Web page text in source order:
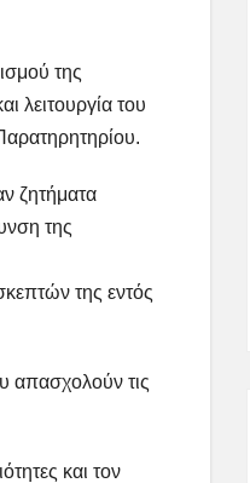
της
λειτουργία του
ζητήματα
της
της εντός
απασχολούν τις
και τον